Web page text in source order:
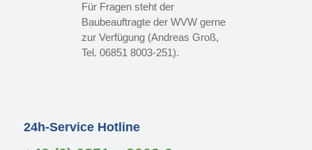
Für Fragen steht der
Baubeauftragte der WVW gerne
zur Verfügung (Andreas Groß,
Tel. 06851 8003-251).
24h-Service Hotline